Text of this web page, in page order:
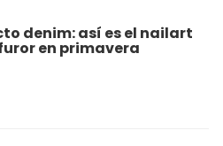
denim: así es el nailart
en primavera